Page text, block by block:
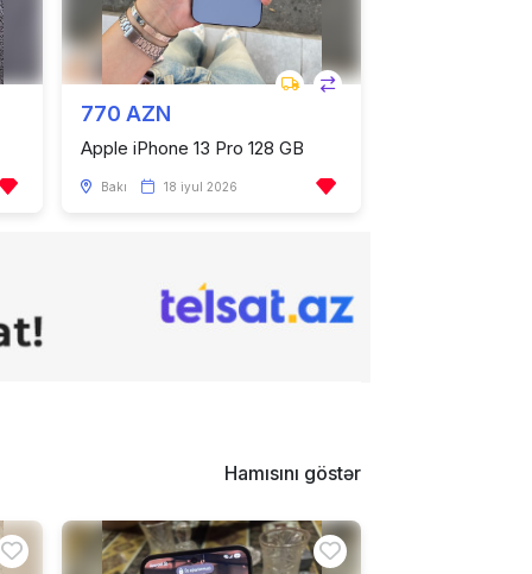
770 AZN
Apple iPhone 13 Pro 128 GB
Bakı 18 iyul 2026
Hamısını göstər